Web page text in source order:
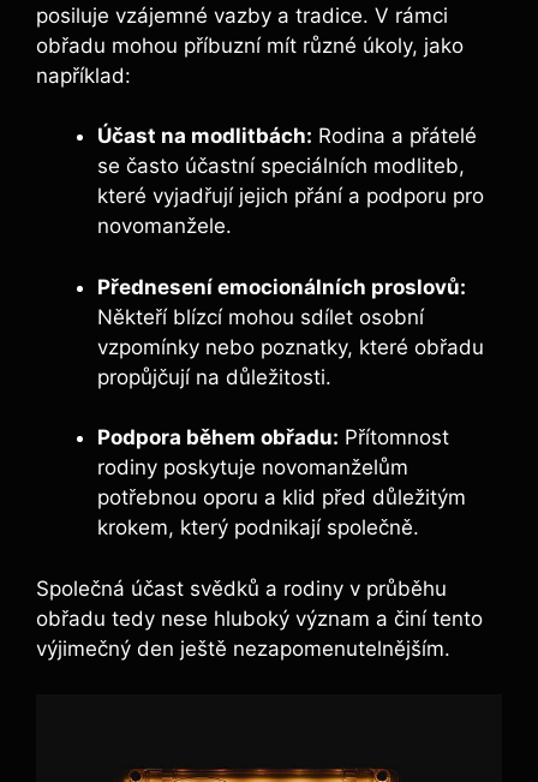
posiluje vzájemné vazby a tradice. V rámci
obřadu mohou příbuzní mít různé úkoly, jako
například:
Účast na modlitbách: Rodina a přátelé
se často účastní speciálních modliteb,
které vyjadřují jejich přání a podporu pro
novomanžele.
Přednesení emocionálních proslovů:
Někteří blízcí mohou sdílet osobní
vzpomínky nebo poznatky, které obřadu
propůjčují na důležitosti.
Podpora během obřadu: Přítomnost
rodiny poskytuje novomanželům
potřebnou oporu a klid před důležitým
krokem, který podnikají společně.
Společná účast svědků a rodiny v průběhu
obřadu tedy nese hluboký význam a činí tento
výjimečný den ještě nezapomenutelnějším.